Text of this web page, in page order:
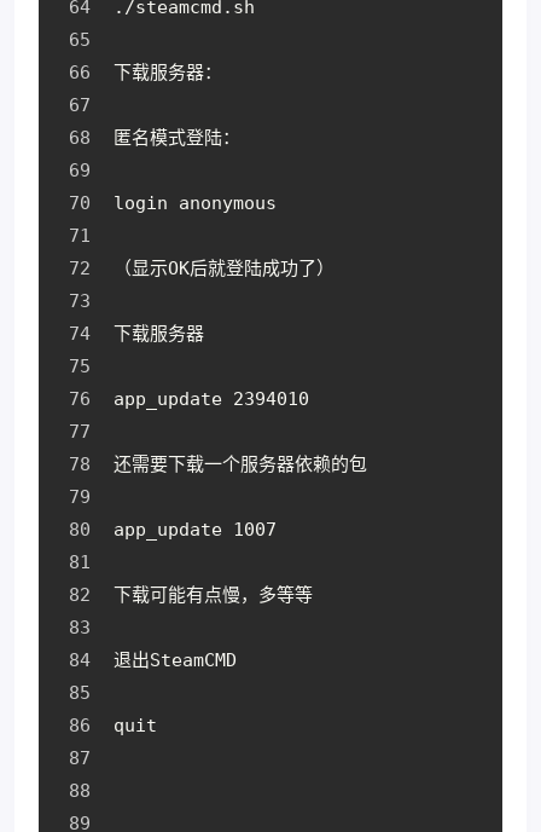
./steamcmd.sh
下载服务器：
匿名模式登陆：
login anonymous
（显示OK后就登陆成功了）
下载服务器
app_update 2394010
还需要下载一个服务器依赖的包
app_update 1007
下载可能有点慢，多等等
退出SteamCMD
quit